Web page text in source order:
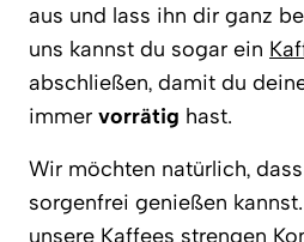
aus und lass ihn dir ganz
uns kannst du sogar ein
abschließen, damit du
immer vorrätig hast.
Wir möchten natürlich,
sorgenfrei genießen
unsere Kaffees strengen